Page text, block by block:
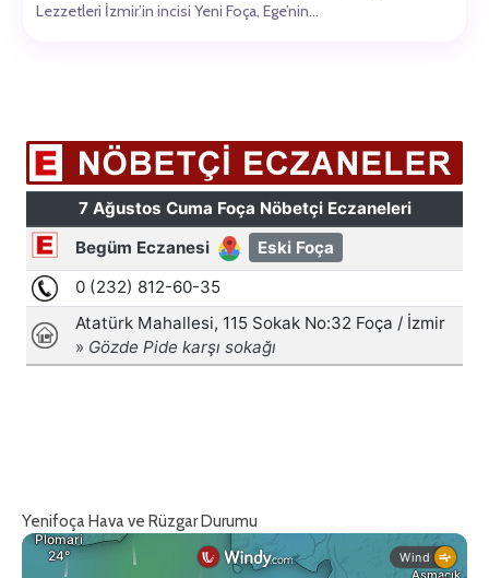
Lezzetleri İzmir’in incisi Yeni Foça, Ege’nin…
Yenifoça Hava ve Rüzgar Durumu